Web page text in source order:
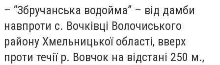
– “Збручанська водойма” – від дамби
навпроти с. Вочківці Волочиського
району Хмельницької області, вверх
проти течії р. Вовчок на відстані 250 м.,